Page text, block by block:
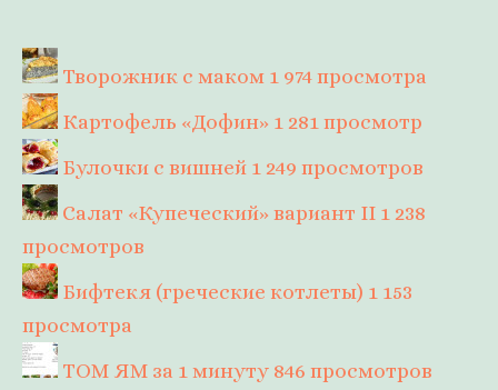
Творожник с маком 1 974 просмотра
Картофель «Дофин» 1 281 просмотр
Булочки с вишней 1 249 просмотров
Салат «Купеческий» вариант II 1 238
просмотров
Бифтекя (греческие котлеты) 1 153
просмотра
ТОМ ЯМ за 1 минуту 846 просмотров